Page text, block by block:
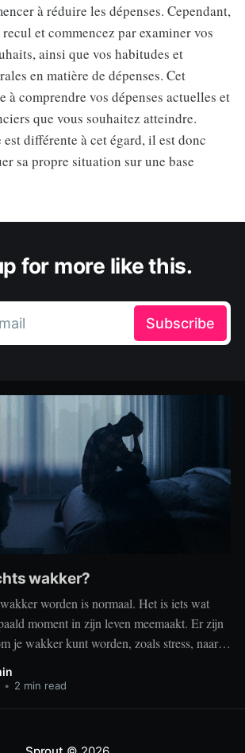
à réduire les dépenses. Cependant,
et commencez par examiner vos
ainsi que vos habitudes et
en matière de dépenses. Cet
à comprendre vos dépenses actuelles et
que vous souhaitez atteindre.
est différente à cet égard, il est donc
sa propre situation sur une base
for more like this.
Subscribe
wakker?
worden is normaal. Het is iets wat
moment in zijn leven meemaakt. Er zijn
je wakker kunt worden, zoals stress, naar
omgeving of medische aandoeningen die je
is geen probleem
• 2 min read